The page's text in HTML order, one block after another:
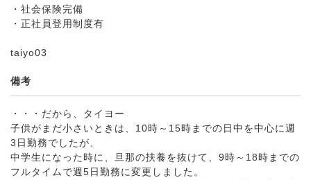
・社会保険完備
・正社員登用制度有
taiyo03
備考
・・・だから、タイヨー
子供がまだ小さいときは、10時～15時までの日中を中心に週
3日勤務でしたが、
中学生になった時に、旦那の扶養を抜けて、9時～18時までの
フルタイムで週5日勤務に変更しました。